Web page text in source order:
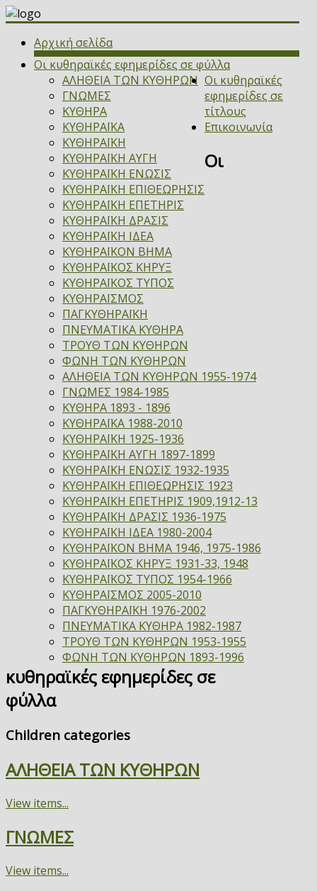
Αρχική σελίδα
Οι κυθηραϊκές εφημερίδες σε φύλλα
ΑΛΗΘΕΙΑ ΤΩΝ ΚΥΘΗΡΩΝ
ΓΝΩΜΕΣ
ΚΥΘΗΡΑ
ΚΥΘΗΡΑΪΚΑ
ΚΥΘΗΡΑΪΚΗ
ΚΥΘΗΡΑΪΚΗ ΑΥΓΗ
ΚΥΘΗΡΑΪΚΗ ΕΝΩΣΙΣ
ΚΥΘΗΡΑΪΚΗ ΕΠΙΘΕΩΡΗΣΙΣ
ΚΥΘΗΡΑΪΚΗ ΕΠΕΤΗΡΙΣ
ΚΥΘΗΡΑΪΚΗ ΔΡΑΣΙΣ
ΚΥΘΗΡΑΪΚΗ ΙΔΕΑ
ΚΥΘΗΡΑΪΚΟΝ ΒΗΜΑ
ΚΥΘΗΡΑΪΚΟΣ ΚΗΡΥΞ
ΚΥΘΗΡΑΪΚΟΣ ΤΥΠΟΣ
ΚΥΘΗΡΑΪΣΜΟΣ
ΠΑΓΚΥΘΗΡΑΪΚΗ
ΠΝΕΥΜΑΤΙΚΑ ΚΥΘΗΡΑ
ΤΡΟΥΘ ΤΩΝ ΚΥΘΗΡΩΝ
ΦΩΝΗ ΤΩΝ ΚΥΘΗΡΩΝ
Οι κυθηραϊκές
εφημερίδες σε
τίτλους
ΑΛΗΘΕΙΑ ΤΩΝ ΚΥΘΗΡΩΝ 1955-1974
ΓΝΩΜΕΣ 1984-1985
ΚΥΘΗΡΑ 1893 - 1896
ΚΥΘΗΡΑΪΚΑ 1988-2010
ΚΥΘΗΡΑΪΚΗ 1925-1936
ΚΥΘΗΡΑΪΚΗ ΑΥΓΗ 1897-1899
ΚΥΘΗΡΑΪΚΗ ΕΝΩΣΙΣ 1932-1935
ΚΥΘΗΡΑΪΚΗ ΕΠΙΘΕΩΡΗΣΙΣ 1923
ΚΥΘΗΡΑΪΚΗ ΕΠΕΤΗΡΙΣ 1909,1912-13
ΚΥΘΗΡΑΪΚΗ ΔΡΑΣΙΣ 1936-1975
ΚΥΘΗΡΑΪΚΗ ΙΔΕΑ 1980-2004
ΚΥΘΗΡΑΪΚΟΝ ΒΗΜΑ 1946, 1975-1986
ΚΥΘΗΡΑΪΚΟΣ ΚΗΡΥΞ 1931-33, 1948
ΚΥΘΗΡΑΪΚΟΣ ΤΥΠΟΣ 1954-1966
ΚΥΘΗΡΑΪΣΜΟΣ 2005-2010
ΠΑΓΚΥΘΗΡΑΪΚΗ 1976-2002
ΠΝΕΥΜΑΤΙΚΑ ΚΥΘΗΡΑ 1982-1987
ΤΡΟΥΘ ΤΩΝ ΚΥΘΗΡΩΝ 1953-1955
ΦΩΝΗ ΤΩΝ ΚΥΘΗΡΩΝ 1893-1996
Επικοινωνία
Οι
κυθηραϊκές εφημερίδες σε
φύλλα
Children categories
ΑΛΗΘΕΙΑ ΤΩΝ ΚΥΘΗΡΩΝ
View items...
ΓΝΩΜΕΣ
View items...